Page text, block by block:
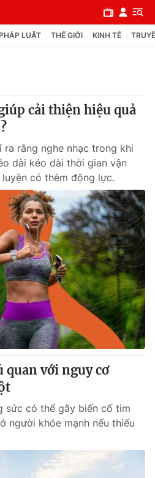
LUẬT THẾ GIỚI KINH TẾ
cải thiện hiệu quả
ra rằng nghe nhạc trong khi
dài kéo dài thời gian vận
có thêm động lực.
quan với nguy cơ
sức có thể gây biến cố tim
người khỏe mạnh nếu thiếu